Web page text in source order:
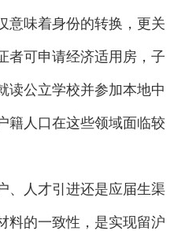
味着身份的转换，更关
者可申请经济适用房，子
读公立学校并参加本地中
籍人口在这些领域面临较
人才引进还是应届生渠
料的一致性，是实现留沪